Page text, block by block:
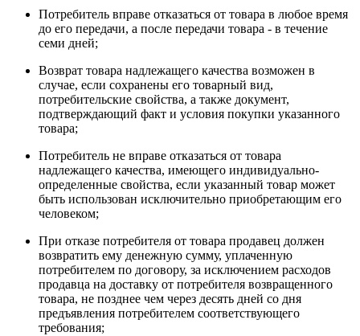
Потребитель вправе отказаться от товара в любое время
до его передачи, а после передачи товара - в течение
семи дней;
Возврат товара надлежащего качества возможен в
случае, если сохранены его товарный вид,
потребительские свойства, а также документ,
подтверждающий факт и условия покупки указанного
товара;
Потребитель не вправе отказаться от товара
надлежащего качества, имеющего индивидуально-
определенные свойства, если указанный товар может
быть использован исключительно приобретающим его
человеком;
При отказе потребителя от товара продавец должен
возвратить ему денежную сумму, уплаченную
потребителем по договору, за исключением расходов
продавца на доставку от потребителя возвращенного
товара, не позднее чем через десять дней со дня
предъявления потребителем соответствующего
требования;